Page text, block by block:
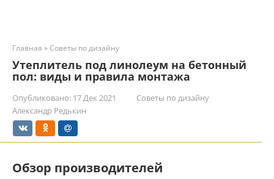
Главная »Советы по дизайну
Утеплитель под линолеум на бетонный
пол: виды и правила монтажа
Опубликовано: 17 Дек 2021
Советы по дизайну
Александр Редькин
Обзор производителей